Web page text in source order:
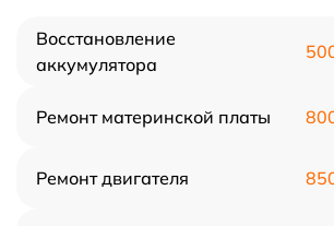
Восстановление
аккумулятора
Ремонт материнской платы
Ремонт двигателя